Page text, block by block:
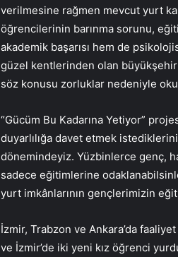
verilmesine rağmen mevcut yurt
öğrencilerinin barınma sorunu,
akademik başarısı hem de
güzel kentlerinden olan
söz konusu zorluklar nedeniyle
“Gücüm Bu Kadarına Yetiyor”
duyarlılığa davet etmek
dönemindeyiz. Yüzbinlerce genç,
sadece eğitimlerine
yurt imkânlarının gençlerimizin
İzmir, Trabzon ve Ankara’da
ve İzmir’de iki yeni kız öğrenci